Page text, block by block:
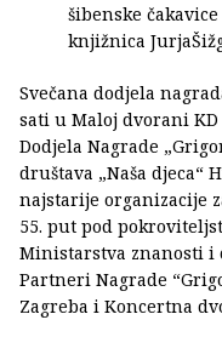
šibenske
knjižnica
Svečana dodjela
sati u Maloj dvorani
Dodjela Nagrade
društava „Naša djeca“
najstarije organizacije
55. put pod
Ministarstva znanosti i
Partneri Nagrade
Zagreba i Koncertna